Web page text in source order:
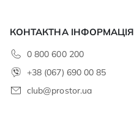
КОНТАКТНА ІНФОРМАЦІЯ
0 800 600 200
+38 (067) 690 00 85
club@prostor.ua